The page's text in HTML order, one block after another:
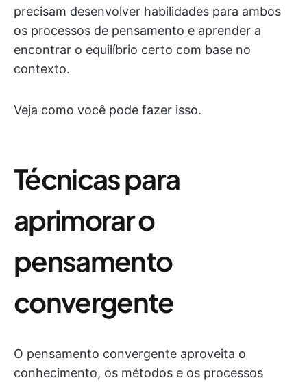
precisam desenvolver habilidades para ambos
os processos de pensamento e aprender a
encontrar o equilíbrio certo com base no
contexto.
Veja como você pode fazer isso.
Técnicas para
aprimorar o
pensamento
convergente
O pensamento convergente aproveita o
conhecimento, os métodos e os processos